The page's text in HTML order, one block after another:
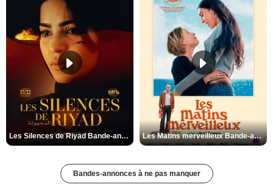
Les Silences de Riyad Bande-annonce VO STFR Les Matins merveilleux Bande-annonce VF
Bandes-annonces à ne pas manquer